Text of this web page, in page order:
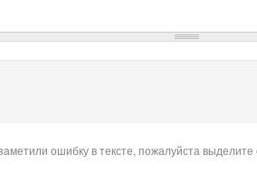
ошибку в тексте, пожалуйста